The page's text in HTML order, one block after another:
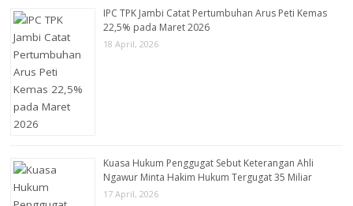
IPC TPK Jambi Catat Pertumbuhan Arus Peti Kemas
22,5% pada Maret 2026
18 April, 2026
Kuasa Hukum Penggugat Sebut Keterangan Ahli
Ngawur Minta Hakim Hukum Tergugat 35 Miliar
17 April, 2026